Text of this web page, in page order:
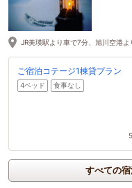
JR美瑛駅より車で7分、旭川空港
ご宿泊コテージ1棟貸プラン
4ベッド 食事なし
すべての宿